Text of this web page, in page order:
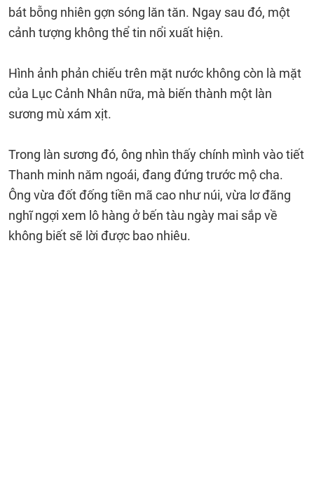
bát bỗng nhiên gợn sóng lăn tăn. Ngay sau đó, một
cảnh tượng không thể tin nổi xuất hiện.
Hình ảnh phản chiếu trên mặt nước không còn là mặt
của Lục Cảnh Nhân nữa, mà biến thành một làn
sương mù xám xịt.
Trong làn sương đó, ông nhìn thấy chính mình vào tiết
Thanh minh năm ngoái, đang đứng trước mộ cha.
Ông vừa đốt đống tiền mã cao như núi, vừa lơ đãng
nghĩ ngợi xem lô hàng ở bến tàu ngày mai sắp về
không biết sẽ lời được bao nhiêu.